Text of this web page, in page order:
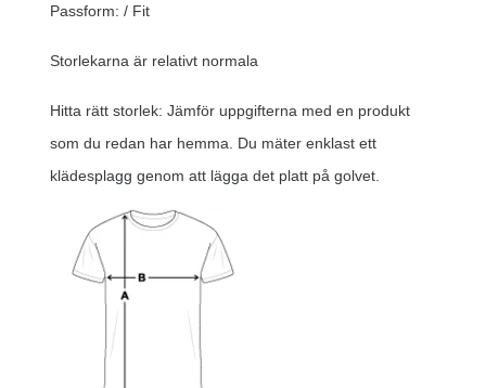
Passform: / Fit
Storlekarna är relativt normala
Hitta rätt storlek: Jämför uppgifterna med en produkt
som du redan har hemma. Du mäter enklast ett
klädesplagg genom att lägga det platt på golvet.